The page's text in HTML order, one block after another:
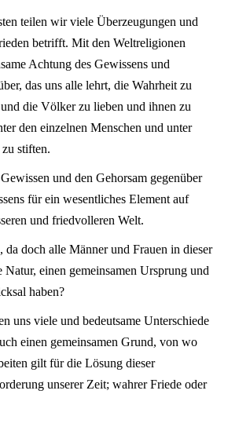
teilen wir viele Überzeugungen und
betrifft. Mit den Weltreligionen
Achtung des Gewissens und
das uns alle lehrt, die Wahrheit zu
die Völker zu lieben und ihnen zu
den einzelnen Menschen und unter
stiften.
und den Gehorsam gegenüber
für ein wesentliches Element auf
und friedvolleren Welt.
da doch alle Männer und Frauen in dieser
Natur, einen gemeinsamen Ursprung und
haben?
uns viele und bedeutsame Unterschiede
einen gemeinsamen Grund, von wo
gilt für die Lösung dieser
unserer Zeit; wahrer Friede oder